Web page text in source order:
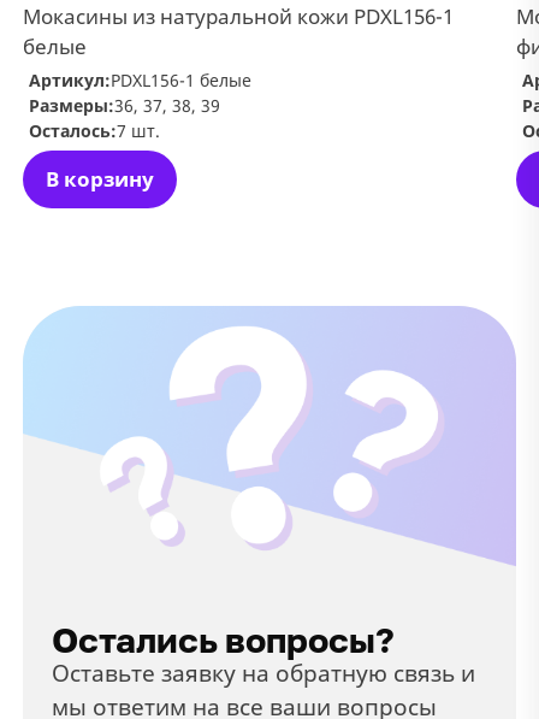
Мокасины из натуральной кожи PDXL156-1
белые
В корзину
Артикул:PDXL156-1 белые
Размеры:36, 37, 38, 39
Осталось:7 шт.
Остались вопросы?
Оставьте заявку на обратную связь и
мы ответим на все ваши вопросы